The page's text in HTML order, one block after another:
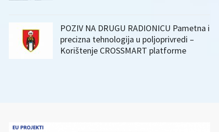
POZIV NA DRUGU RADIONICU Pametna i
precizna tehnologija u poljoprivredi –
Korištenje CROSSMART platforme